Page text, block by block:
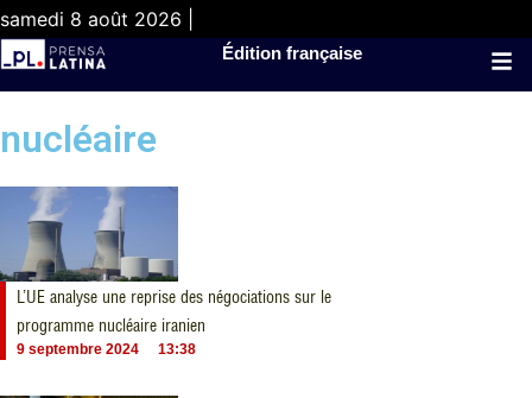
samedi 8 août 2026 |
Édition française
nucléaire
L’UE analyse une reprise des négociations sur le
programme nucléaire iranien
9 septembre 2024 13:38